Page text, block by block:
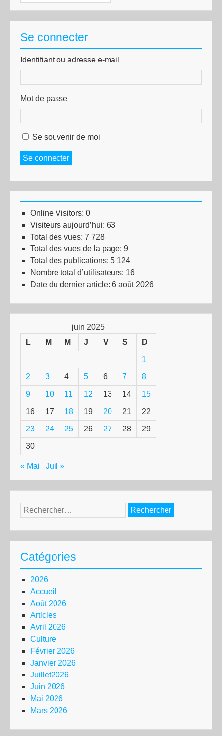
Se connecter
Identifiant ou adresse e-mail
Mot de passe
Se souvenir de moi
Se connecter
Online Visitors: 0
Visiteurs aujourd’hui: 63
Total des vues: 7 728
Total des vues de la page: 9
Total des publications: 5 124
Nombre total d’utilisateurs: 16
Date du dernier article: 6 août 2026
juin 2025
L
M M J V S D
1
2 3 4 5 6 7 8
9 10 11 12 13 14 15
16 17 18 19 20 21 22
23 24 25 26 27 28 29
30
« Mai Juil »
Rechercher :
Catégories
2026
Accueil
Août 2026
Articles
Avril 2026
Culture
Février 2026
Janvier 2026
Juillet2026
Juin 2026
Mai 2026
Mars 2026